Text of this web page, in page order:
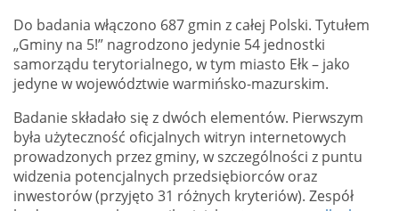
Do badania włączono 687 gmin z całej Polski. Tytułem
„Gminy na 5!” nagrodzono jedynie 54 jednostki
samorządu terytorialnego, w tym miasto Ełk – jako
jedyne w województwie warmińsko-mazurskim.
Badanie składało się z dwóch elementów. Pierwszym
była użyteczność oficjalnych witryn internetowych
prowadzonych przez gminy, w szczególności z puntu
widzenia potencjalnych przedsiębiorców oraz
inwestorów (przyjęto 31 różnych kryteriów). Zespół